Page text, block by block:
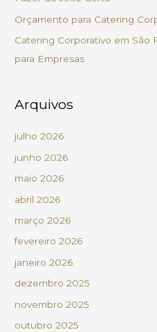
o
r
:
Orçamento para Catering
Catering Corporativo em São
para Empresas
Arquivos
julho 2026
junho 2026
maio 2026
abril 2026
março 2026
fevereiro 2026
janeiro 2026
dezembro 2025
novembro 2025
outubro 2025